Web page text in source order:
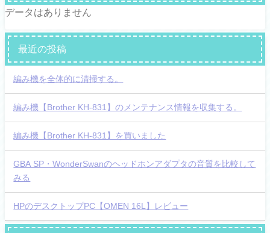
データはありません
最近の投稿
編み機を全体的に清掃する。
編み機【Brother KH-831】のメンテナンス情報を収集する。
編み機【Brother KH-831】を買いました
GBA SP・WonderSwanのヘッドホンアダプタの音質を比較して
みる
HPのデスクトップPC【OMEN 16L】レビュー